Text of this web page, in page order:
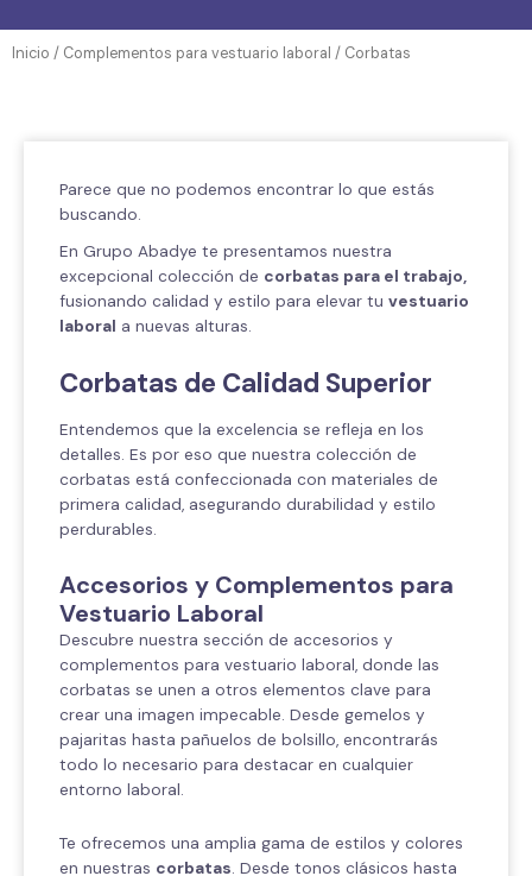
Inicio / Complementos para vestuario laboral / Corbatas
Parece que no podemos encontrar lo que estás
buscando.
En Grupo Abadye te presentamos nuestra
excepcional colección de corbatas para el trabajo,
fusionando calidad y estilo para elevar tu vestuario
laboral a nuevas alturas.
Corbatas de Calidad Superior
Entendemos que la excelencia se refleja en los
detalles. Es por eso que nuestra colección de
corbatas está confeccionada con materiales de
primera calidad, asegurando durabilidad y estilo
perdurables.
Accesorios y Complementos para
Vestuario Laboral
Descubre nuestra sección de accesorios y
complementos para vestuario laboral, donde las
corbatas se unen a otros elementos clave para
crear una imagen impecable. Desde gemelos y
pajaritas hasta pañuelos de bolsillo, encontrarás
todo lo necesario para destacar en cualquier
entorno laboral.
Te ofrecemos una amplia gama de estilos y colores
en nuestras corbatas. Desde tonos clásicos hasta